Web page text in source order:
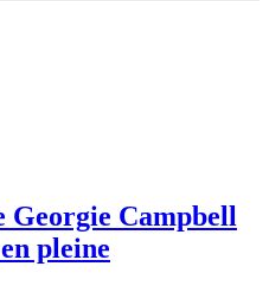
Georgie Campbell
pleine